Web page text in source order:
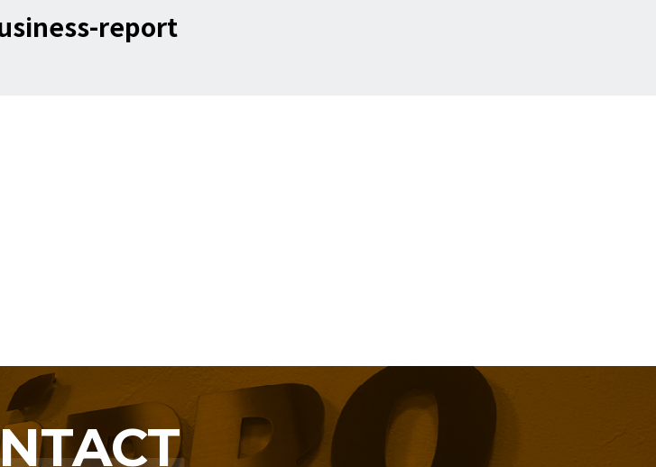
report